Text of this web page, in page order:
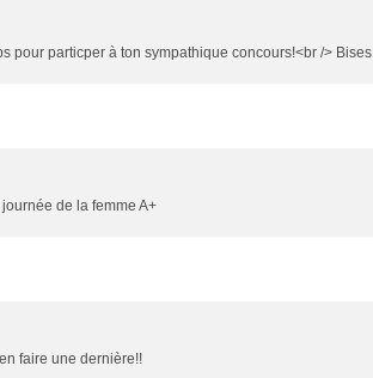
pour particper à ton sympathique concours!<br /> Bises
de la femme A+
faire une dernière!!